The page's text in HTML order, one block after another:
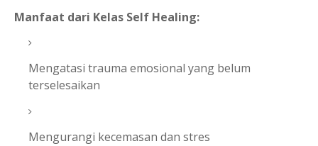
Manfaat dari Kelas Self Healing:
Mengatasi trauma emosional yang belum
terselesaikan
Mengurangi kecemasan dan stres